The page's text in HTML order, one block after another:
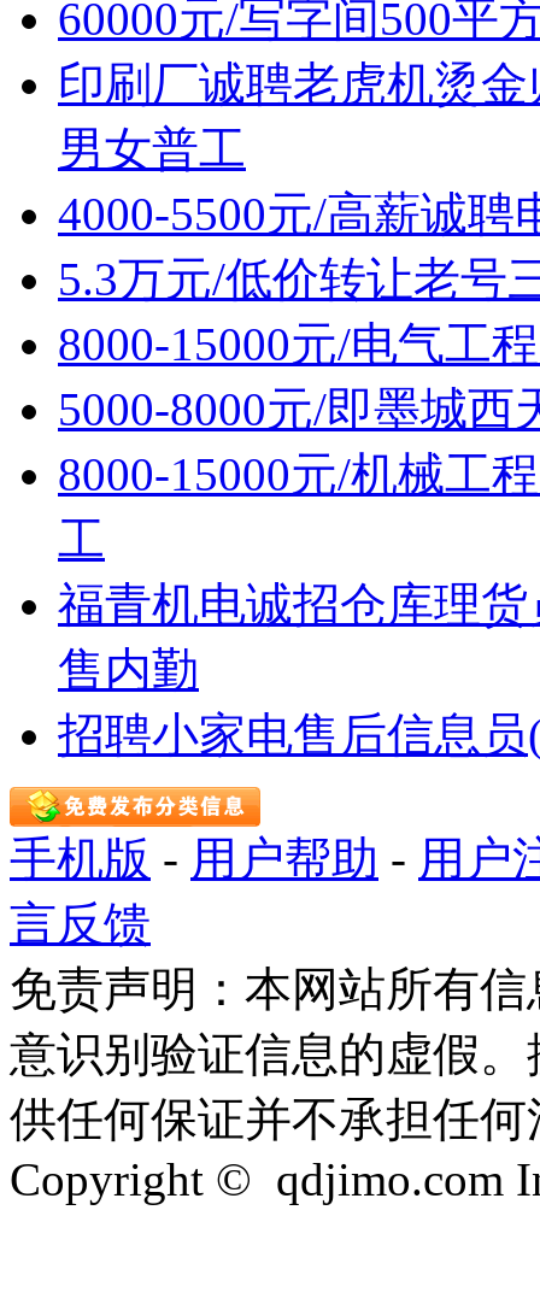
60000元/写字间500平
印刷厂诚聘老虎机烫
男女普工
4000-5500元/高薪诚
5.3万元/低价转让老号
8000-15000元/电气工
5000-8000元/即墨城
8000-15000元/机械工
工
福青机电诚招仓库理
售内勤
招聘小家电售后信息
手机版 - 用户帮助 - 用户
言反馈
免责声明：本网站所有
意识别验证信息的虚假
供任何保证并不承担任
Copyright © qdjimo.com